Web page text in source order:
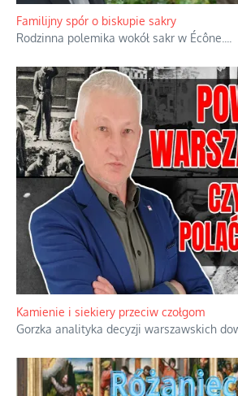
że będziemy coś krytykować po to, żeby
powstania nie zrobili, jest...
Familijny spór o biskupie sakry
Rodzinna polemika wokół sakr w Écône.